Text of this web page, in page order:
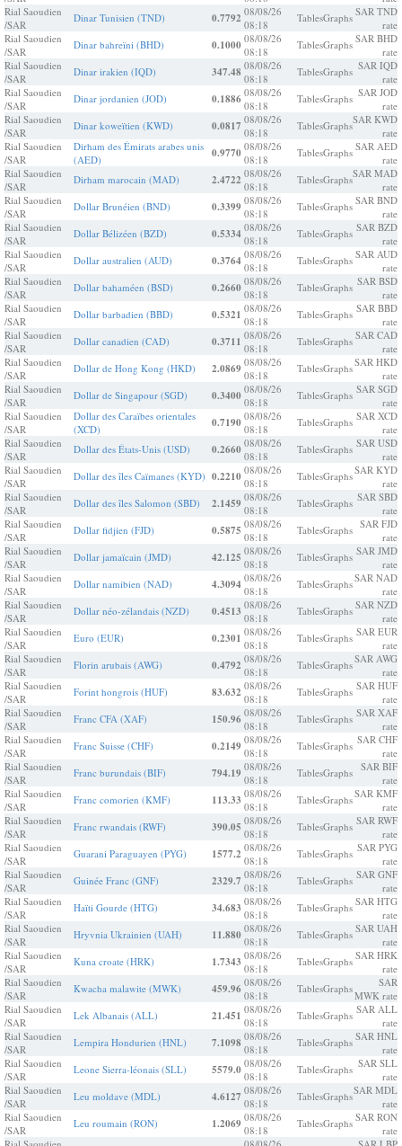
Rial Saoudien
/SAR
Dinar Tunisien (TND) 0.7792 08/08/26
08:18
TablesGraphs SAR TND
rate
Rial Saoudien
/SAR
Dinar bahreïni (BHD) 0.1000 08/08/26
08:18
TablesGraphs SAR BHD
rate
Rial Saoudien
/SAR
Dinar irakien (IQD) 347.48 08/08/26
08:18
TablesGraphs SAR IQD
rate
Rial Saoudien
/SAR
Dinar jordanien (JOD) 0.1886 08/08/26
08:18
TablesGraphs SAR JOD
rate
Rial Saoudien
/SAR
Dinar koweïtien (KWD) 0.0817 08/08/26
08:18
TablesGraphsSAR KWD
rate
Rial Saoudien
/SAR
Dirham des Émirats arabes unis
(AED)
0.9770 08/08/26
08:18
TablesGraphs SAR AED
rate
Rial Saoudien
/SAR
Dirham marocain (MAD) 2.4722 08/08/26
08:18
TablesGraphsSAR MAD
rate
Rial Saoudien
/SAR
Dollar Brunéien (BND) 0.3399 08/08/26
08:18
TablesGraphs SAR BND
rate
Rial Saoudien
/SAR
Dollar Bélizéen (BZD) 0.5334 08/08/26
08:18
TablesGraphs SAR BZD
rate
Rial Saoudien
/SAR
Dollar australien (AUD) 0.3764 08/08/26
08:18
TablesGraphs SAR AUD
rate
Rial Saoudien
/SAR
Dollar bahaméen (BSD) 0.2660 08/08/26
08:18
TablesGraphs SAR BSD
rate
Rial Saoudien
/SAR
Dollar barbadien (BBD) 0.5321 08/08/26
08:18
TablesGraphs SAR BBD
rate
Rial Saoudien
/SAR
Dollar canadien (CAD) 0.3711 08/08/26
08:18
TablesGraphs SAR CAD
rate
Rial Saoudien
/SAR
Dollar de Hong Kong (HKD) 2.0869 08/08/26
08:18
TablesGraphsSAR HKD
rate
Rial Saoudien
/SAR
Dollar de Singapour (SGD) 0.3400 08/08/26
08:18
TablesGraphs SAR SGD
rate
Rial Saoudien
/SAR
Dollar des Caraïbes orientales
(XCD)
0.7190 08/08/26
08:18
TablesGraphs SAR XCD
rate
Rial Saoudien
/SAR
Dollar des États-Unis (USD) 0.2660 08/08/26
08:18
TablesGraphs SAR USD
rate
Rial Saoudien
/SAR
Dollar des îles Caïmanes (KYD) 0.2210 08/08/26
08:18
TablesGraphsSAR KYD
rate
Rial Saoudien
/SAR
Dollar des îles Salomon (SBD) 2.1459 08/08/26
08:18
TablesGraphs SAR SBD
rate
Rial Saoudien
/SAR
Dollar fidjien (FJD) 0.5875 08/08/26
08:18
TablesGraphs SAR FJD
rate
Rial Saoudien
/SAR
Dollar jamaïcain (JMD) 42.125 08/08/26
08:18
TablesGraphs SAR JMD
rate
Rial Saoudien
/SAR
Dollar namibien (NAD) 4.3094 08/08/26
08:18
TablesGraphsSAR NAD
rate
Rial Saoudien
/SAR
Dollar néo-zélandais (NZD) 0.4513 08/08/26
08:18
TablesGraphs SAR NZD
rate
Rial Saoudien
/SAR
Euro (EUR) 0.2301 08/08/26
08:18
TablesGraphs SAR EUR
rate
Rial Saoudien
/SAR
Florin arubais (AWG) 0.4792 08/08/26
08:18
TablesGraphsSAR AWG
rate
Rial Saoudien
/SAR
Forint hongrois (HUF) 83.632 08/08/26
08:18
TablesGraphs SAR HUF
rate
Rial Saoudien
/SAR
Franc CFA (XAF) 150.96 08/08/26
08:18
TablesGraphs SAR XAF
rate
Rial Saoudien
/SAR
Franc Suisse (CHF) 0.2149 08/08/26
08:18
TablesGraphs SAR CHF
rate
Rial Saoudien
/SAR
Franc burundais (BIF) 794.19 08/08/26
08:18
TablesGraphs SAR BIF
rate
Rial Saoudien
/SAR
Franc comorien (KMF) 113.33 08/08/26
08:18
TablesGraphsSAR KMF
rate
Rial Saoudien
/SAR
Franc rwandais (RWF) 390.05 08/08/26
08:18
TablesGraphs SAR RWF
rate
Rial Saoudien
/SAR
Guarani Paraguayen (PYG) 1577.2 08/08/26
08:18
TablesGraphs SAR PYG
rate
Rial Saoudien
/SAR
Guinée Franc (GNF) 2329.7 08/08/26
08:18
TablesGraphs SAR GNF
rate
Rial Saoudien
/SAR
Haïti Gourde (HTG) 34.683 08/08/26
08:18
TablesGraphs SAR HTG
rate
Rial Saoudien
/SAR
Hryvnia Ukrainien (UAH) 11.880 08/08/26
08:18
TablesGraphs SAR UAH
rate
Rial Saoudien
/SAR
Kuna croate (HRK) 1.7343 08/08/26
08:18
TablesGraphs SAR HRK
rate
Rial Saoudien
/SAR
Kwacha malawite (MWK) 459.96 08/08/26
08:18
TablesGraphs
SAR
MWK rate
Rial Saoudien
/SAR
Lek Albanais (ALL) 21.451 08/08/26
08:18
TablesGraphs SAR ALL
rate
Rial Saoudien
/SAR
Lempira Hondurien (HNL) 7.1098 08/08/26
08:18
TablesGraphs SAR HNL
rate
Rial Saoudien
/SAR
Leone Sierra-léonais (SLL) 5579.0 08/08/26
08:18
TablesGraphs SAR SLL
rate
Rial Saoudien
/SAR
Leu moldave (MDL) 4.6127 08/08/26
08:18
TablesGraphsSAR MDL
rate
Rial Saoudien
/SAR
Leu roumain (RON) 1.2069 08/08/26
08:18
TablesGraphs SAR RON
rate